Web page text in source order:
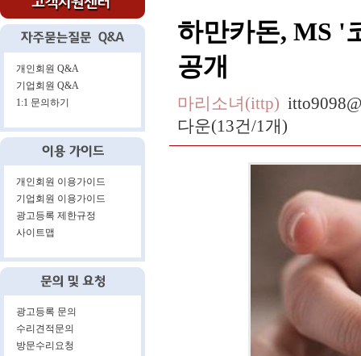
개인회원 Q&A
기업회원 Q&A
1:1 문의하기
개인회원 이용가이드
기업회원 이용가이드
광고등록 제한규정
사이트맵
광고등록 문의
수리견적문의
방문수리요청
하만카돈, MS '
공개
마리소녀(ittp)
다운(13건/1개)